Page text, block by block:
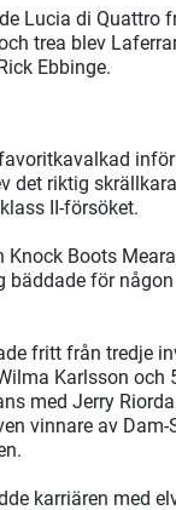
Lucia di Quattro
trea blev
Ebbinge.
det riktig
II-försöket.
Boots
bäddade för
fritt från tredje
Karlsson och
med Jerry
vinnare av
karriären med